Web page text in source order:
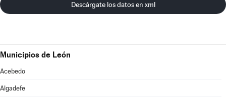
Descárgate los datos en xml
Municipios de León
Acebedo
Algadefe